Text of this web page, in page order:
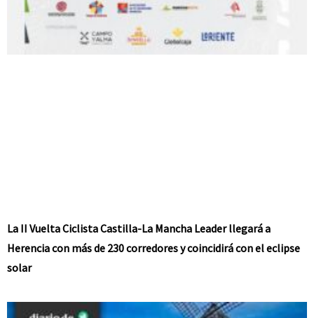
La II Vuelta Ciclista Castilla-La Mancha Leader llegará a
Herencia con más de 230 corredores y coincidirá con el eclipse
solar